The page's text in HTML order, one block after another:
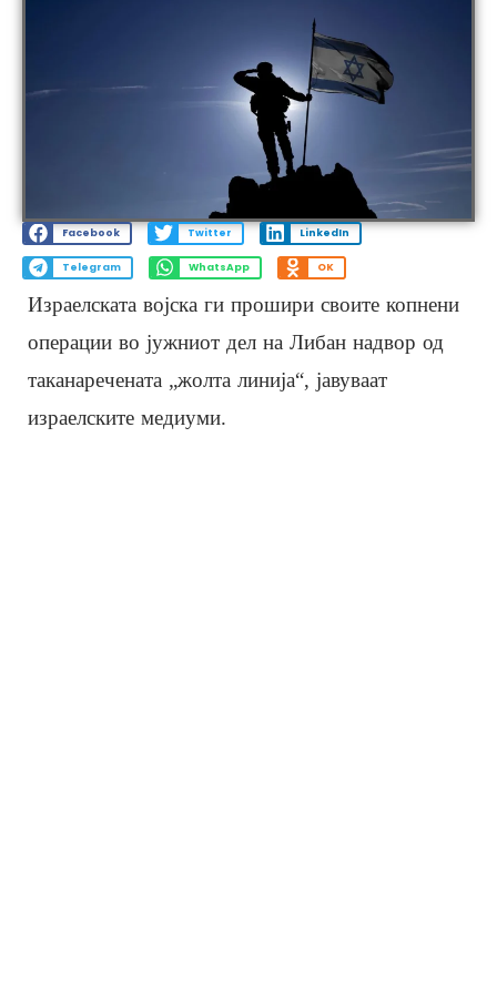
Facebook Twitter LinkedIn
Telegram WhatsApp OK
Израелската војска ги прошири своите копнени
операции во јужниот дел на Либан надвор од
таканаречената „жолта линија“, јавуваат
израелските медиуми.